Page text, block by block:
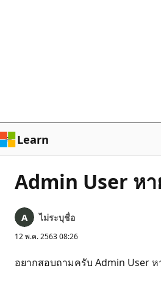
Learn
Admin User หา
ไม่ระบุชื่อ
12 พ.ค. 2563 08:26
อยากสอบถามครับ Admin User ห